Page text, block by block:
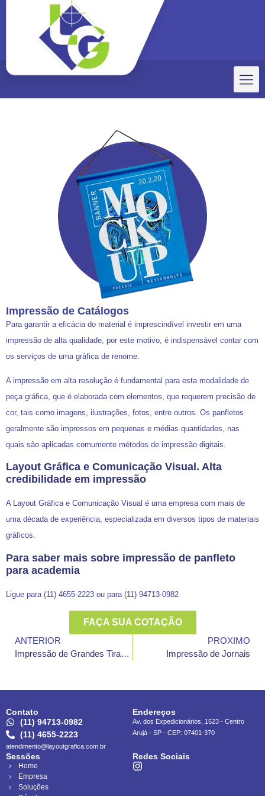
Impressão de Catálogos
Para garantir a eficácia do material é imprescindível investir em uma
impressão de alta qualidade, por este motivo, é indispensável contar com
os serviços de uma gráfica de renome.
A impressão em alta resolução é fundamental para esta modalidade de
peça gráfica, que é elaborada com elementos, que requerem precisão de
cor, tais como imagens, ilustrações, fotos, entre outros. Os panfletos
geralmente são impressos em pequenas e médias quantidades, nas
quais são aplicadas comumente métodos de impressão digitais.
Layout Gráfica e Comunicação Visual. Alta
credibilidade em impressão
A Layout Gráfica e Comunicação Visual é uma empresa com mais de
uma década de experiência, especializada em diversos tipos de materiais
gráficos.
Para saber mais sobre impressão de panfleto
para academia
Ligue para (11) 4655-2223 ou para (11) 94713-0982
FAÇA SUA COTAÇÃO
ANTERIOR
Impressão de Grandes Tiragens
PROXIMO
Impressão de Jornais
Contato
(11) 94713-0982
(11) 4655-2223
atendimento@layoutgrafica.com.br
Endereços
Av. dos Expedicionários, 1523 - Centro
Arujá - SP - CEP: 07401-370
Sessões
Home
Empresa
Soluções
Redes Sociais